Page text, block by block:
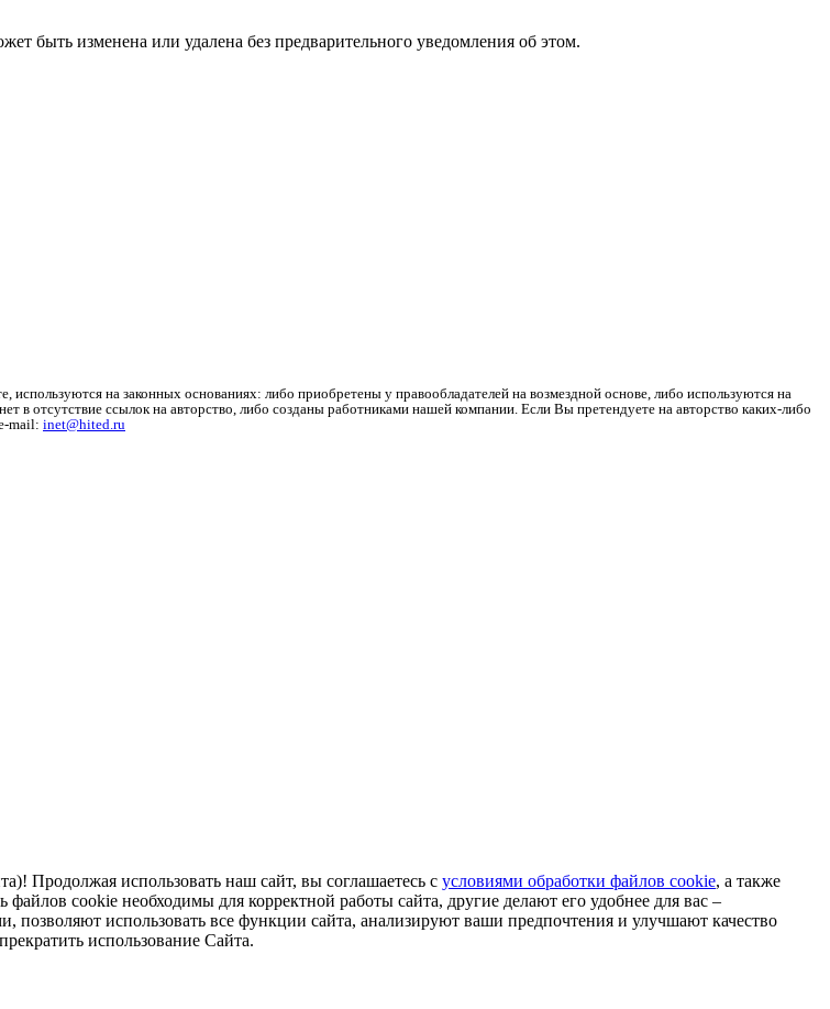
быть изменена или удалена без предварительного уведомления об этом.
на законных основаниях: либо приобретены у правообладателей на возмездной основе, либо используются на
в отсутствие ссылок на авторство, либо созданы работниками нашей компании. Если Вы претендуете на авторство каких-либо
mail: inet@hited.ru
Продолжая использовать наш сайт, вы соглашаетесь с условиями обработки файлов cookie, а также
cookie необходимы для корректной работы сайта, другие делают его удобнее для вас –
использовать все функции сайта, анализируют ваши предпочтения и улучшают качество
использование Сайта.